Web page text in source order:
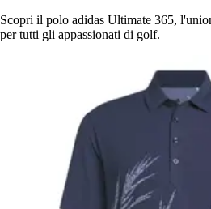
Scopri il polo adidas Ultimate 365,
per tutti gli appassionati di golf.